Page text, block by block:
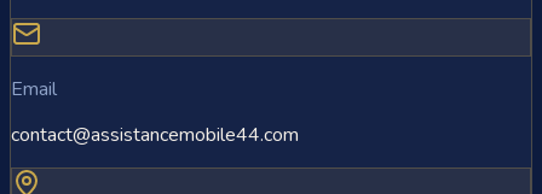
Email
contact@assistancemobile44.com